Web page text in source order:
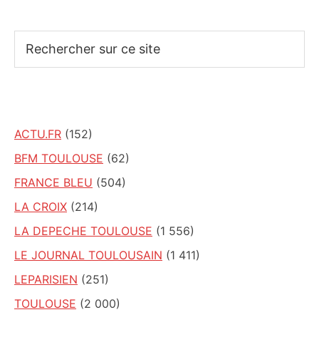
sur
ACTU.FR (152)
BFM TOULOUSE (62)
FRANCE BLEU (504)
LA CROIX (214)
LA DEPECHE TOULOUSE (1 556)
LE JOURNAL TOULOUSAIN (1 411)
LEPARISIEN (251)
TOULOUSE (2 000)